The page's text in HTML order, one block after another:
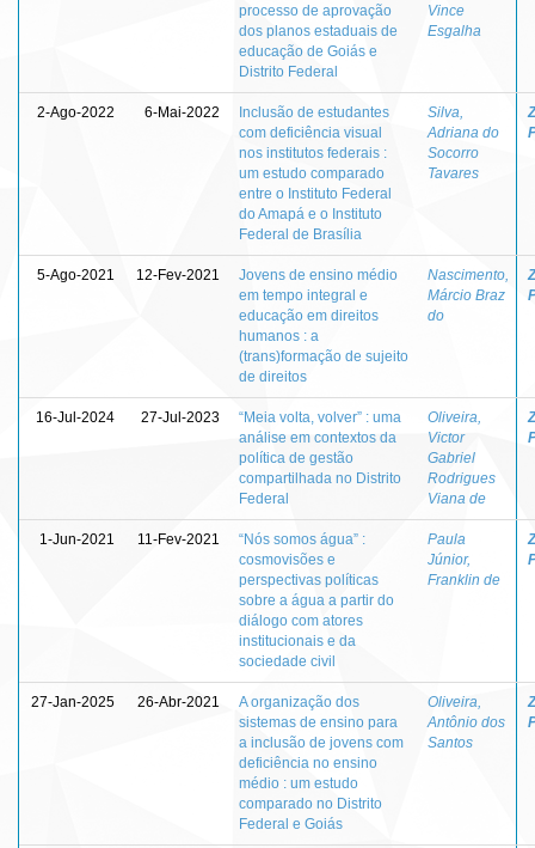
processo de aprovação
dos planos estaduais de
educação de Goiás e
Distrito Federal
Vince
Esgalha
2-Ago-2022 6-Mai-2022
Inclusão de estudantes
com deficiência visual
nos institutos federais :
um estudo comparado
entre o Instituto Federal
do Amapá e o Instituto
Federal de Brasília
Silva,
Adriana do
Socorro
Tavares
5-Ago-2021 12-Fev-2021
Jovens de ensino médio
em tempo integral e
educação em direitos
humanos : a
(trans)formação de sujeito
de direitos
Nascimento,
Márcio Braz
do
16-Jul-2024 27-Jul-2023
“Meia volta, volver” : uma
análise em contextos da
política de gestão
compartilhada no Distrito
Federal
Oliveira,
Victor
Gabriel
Rodrigues
Viana de
1-Jun-2021 11-Fev-2021
“Nós somos água” :
cosmovisões e
perspectivas políticas
sobre a água a partir do
diálogo com atores
institucionais e da
sociedade civil
Paula
Júnior,
Franklin de
27-Jan-2025 26-Abr-2021
A organização dos
sistemas de ensino para
a inclusão de jovens com
deficiência no ensino
médio : um estudo
comparado no Distrito
Federal e Goiás
Oliveira,
Antônio dos
Santos